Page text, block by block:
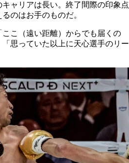
ャリアは長い。終了間際の印象点
のはお手のものだ。
こ（遠い距離）からでも届くの
思っていた以上に天心選手のリー